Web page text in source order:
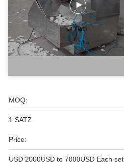
MOQ:
1 SATZ
Price:
USD 2000USD to 7000USD Each set